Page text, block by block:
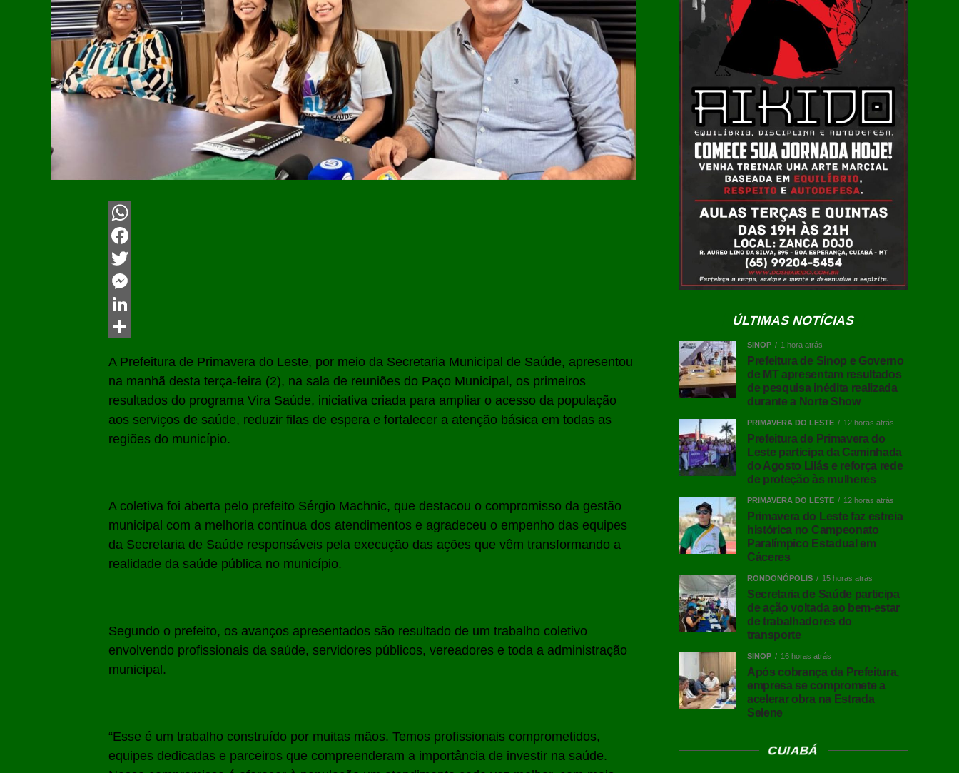
WhatsApp
Facebook
Twitter
Messenger
LinkedIn
A Prefeitura de Primavera do Leste, por meio da Secretaria Municipal de Saúde, apresentou
na manhã desta terça-feira (2), na sala de reuniões do Paço Municipal, os primeiros
resultados do programa Vira Saúde, iniciativa criada para ampliar o acesso da população
aos serviços de saúde, reduzir filas de espera e fortalecer a atenção básica em todas as
regiões do município.
A coletiva foi aberta pelo prefeito Sérgio Machnic, que destacou o compromisso da gestão
municipal com a melhoria contínua dos atendimentos e agradeceu o empenho das equipes
da Secretaria de Saúde responsáveis pela execução das ações que vêm transformando a
realidade da saúde pública no município.
Segundo o prefeito, os avanços apresentados são resultado de um trabalho coletivo
envolvendo profissionais da saúde, servidores públicos, vereadores e toda a administração
municipal.
“Esse é um trabalho construído por muitas mãos. Temos profissionais comprometidos,
equipes dedicadas e parceiros que compreenderam a importância de investir na saúde.
ÚLTIMAS NOTÍCIAS
SINOP 1 hora atrás
Prefeitura de Sinop e Governo
de MT apresentam resultados
de pesquisa inédita realizada
durante a Norte Show
PRIMAVERA DO LESTE 12 horas atrás
Prefeitura de Primavera do
Leste participa da Caminhada
do Agosto Lilás e reforça rede
de proteção às mulheres
PRIMAVERA DO LESTE 12 horas atrás
Primavera do Leste faz estreia
histórica no Campeonato
Paralímpico Estadual em
Cáceres
RONDONÓPOLIS 15 horas atrás
Secretaria de Saúde participa
de ação voltada ao bem-estar
de trabalhadores do
transporte
SINOP 16 horas atrás
Após cobrança da Prefeitura,
empresa se compromete a
acelerar obra na Estrada
Selene
CUIABÁ